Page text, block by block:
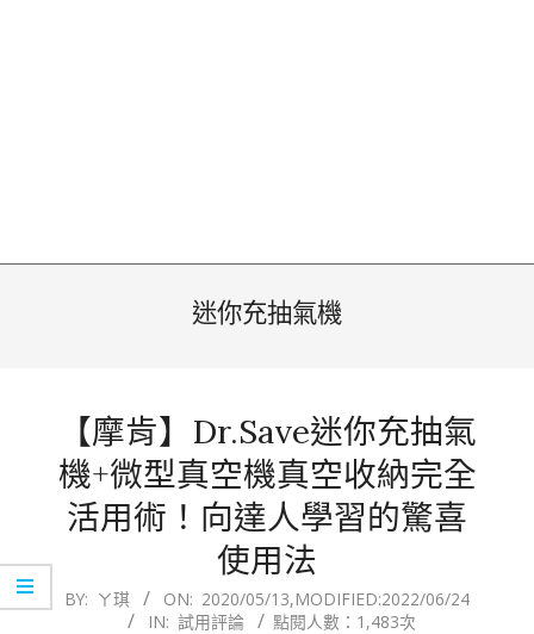
迷你充抽氣機
【摩肯】Dr.Save迷你充抽氣
機+微型真空機真空收納完全
活用術！向達人學習的驚喜
使用法
2020-
BY: ㄚ琪 ON: 2020/05/13,MODIFIED:2022/06/24
IN: 試用評論 點閱人數：1,483次